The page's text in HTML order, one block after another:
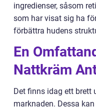
ingredienser, såsom
som har visat sig ha
förbättra hudens
En
Nattkräm
Det finns idag ett brett
marknaden. Dessa